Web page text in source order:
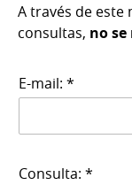
A través de este
consultas, no
E-mail: *
Consulta: *